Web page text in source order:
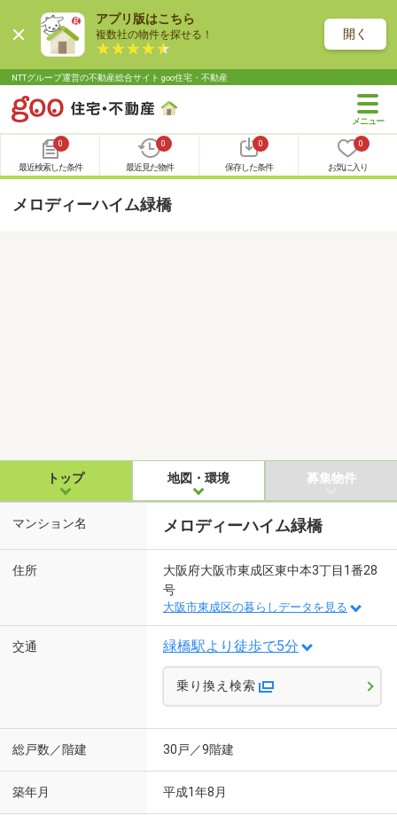
アプリ版はこちら
複数社の物件を探せる！ 開く
NTTグループ運営の不動産総合サイト goo住宅・不動産
0
最近検索した条件
0
最近見た物件
0
保存した条件
0
お気に入り
メロディーハイム緑橋
トップ 地図・環境 募集物件
マンション名 メロディーハイム緑橋
住所
大阪府大阪市東成区東中本3丁目1番28
号
大阪市東成区の暮らしデータを見る
交通 緑橋駅より徒歩で5分
乗り換え検索
総戸数／階建 30戸／9階建
築年月 平成1年8月